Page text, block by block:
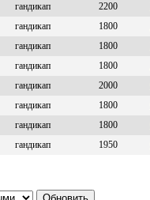
гандикап 2200
гандикап 1800
гандикап 1800
гандикап 1800
гандикап 2000
гандикап 1800
гандикап 1800
гандикап 1950